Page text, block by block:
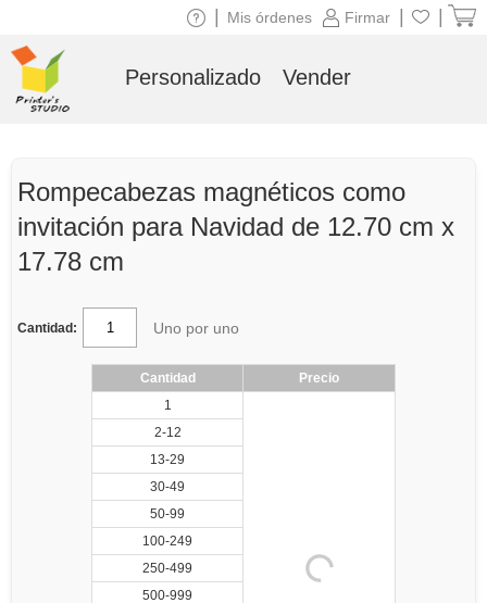
Rompecabezas magnéticos como
invitación para Navidad de 12.70 cm x
17.78 cm
Cantidad: Uno por uno
Cantidad
Precio
1
2-12
13-29
30-49
50-99
100-249
250-499
500-999
Firmar
Mis órdenes
Personalizado Vender